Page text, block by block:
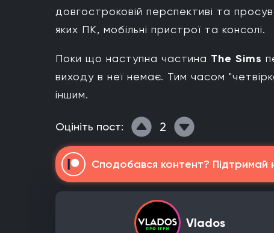
довгостроковій перспективі та
яких ПК, мобільні пристрої та консолі.
Поки що наступна частина The Sims
виходу в неї немає. Тим часом
іншим.
Оцініть пост: 2
Сподобався контент? Підтримай
Vlados